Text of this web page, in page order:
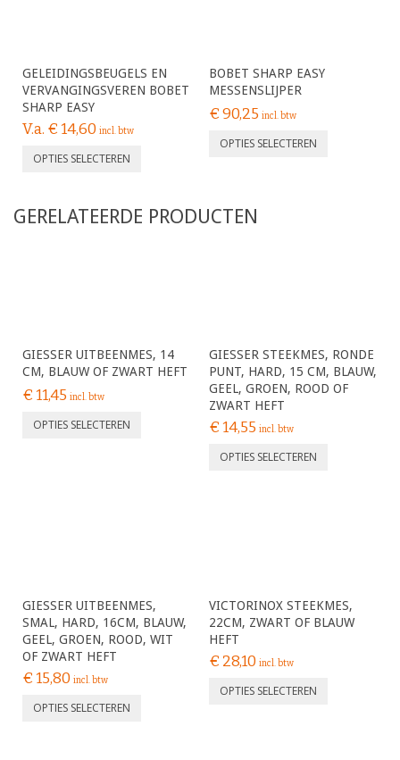
GELEIDINGSBEUGELS EN
VERVANGINGSVEREN BOBET
SHARP EASY
V.a. €14,60 incl. btw
OPTIES SELECTEREN
BOBET SHARP EASY
MESSENSLIJPER
€90,25 incl. btw
OPTIES SELECTEREN
GERELATEERDE PRODUCTEN
GIESSER UITBEENMES, 14
CM, BLAUW OF ZWART HEFT
€11,45 incl. btw
OPTIES SELECTEREN
GIESSER STEEKMES, RONDE
PUNT, HARD, 15 CM, BLAUW,
GEEL, GROEN, ROOD OF
ZWART HEFT
€14,55 incl. btw
OPTIES SELECTEREN
GIESSER UITBEENMES,
SMAL, HARD, 16CM, BLAUW,
GEEL, GROEN, ROOD, WIT
OF ZWART HEFT
€15,80 incl. btw
OPTIES SELECTEREN
VICTORINOX STEEKMES,
22CM, ZWART OF BLAUW
HEFT
€ 28,10 incl. btw
OPTIES SELECTEREN